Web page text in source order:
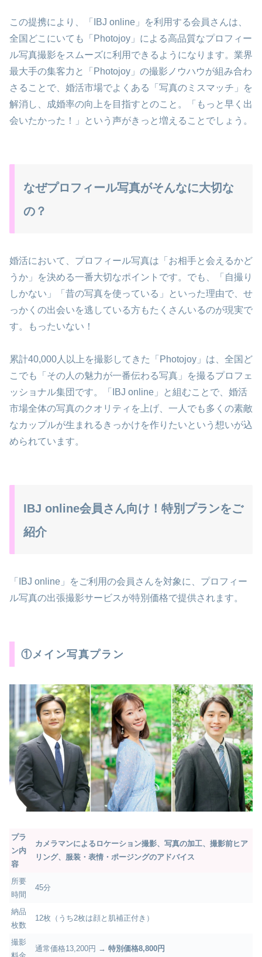
この提携により、「IBJ online」を利用する会員さんは、
全国どこにいても「Photojoy」による高品質なプロフィー
ル写真撮影をスムーズに利用できるようになります。業界
最大手の集客力と「Photojoy」の撮影ノウハウが組み合わ
さることで、婚活市場でよくある「写真のミスマッチ」を
解消し、成婚率の向上を目指すとのこと。「もっと早く出
会いたかった！」という声がきっと増えることでしょう。
なぜプロフィール写真がそんなに大切な
の？
婚活において、プロフィール写真は「お相手と会えるかど
うか」を決める一番大切なポイントです。でも、「自撮り
しかない」「昔の写真を使っている」といった理由で、せ
っかくの出会いを逃している方もたくさんいるのが現実で
す。もったいない！
累計40,000人以上を撮影してきた「Photojoy」は、全国ど
こでも「その人の魅力が一番伝わる写真」を撮るプロフェ
ッショナル集団です。「IBJ online」と組むことで、婚活
市場全体の写真のクオリティを上げ、一人でも多くの素敵
なカップルが生まれるきっかけを作りたいという想いが込
められています。
IBJ online会員さん向け！特別プランをご
紹介
「IBJ online」をご利用の会員さんを対象に、プロフィー
ル写真の出張撮影サービスが特別価格で提供されます。
①メイン写真プラン
プラ
ン内
容
カメラマンによるロケーション撮影、写真の加工、撮影前ヒア
リング、服装・表情・ポージングのアドバイス
所要
時間
45分
納品
枚数
12枚（うち2枚は顔と肌補正付き）
撮影
通常価格13,200円 → 特別価格8,800円